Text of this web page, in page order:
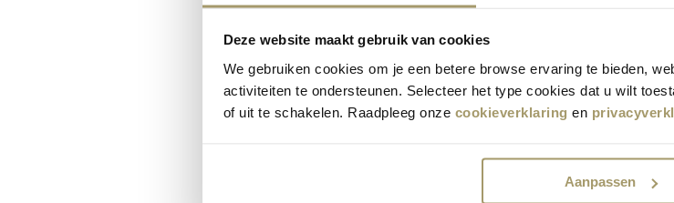
Deze website maakt gebruik van cookies
We gebruiken cookies om je een betere browse ervaring te bieden,
activiteiten te ondersteunen. Selecteer het type cookies dat u wilt
of uit te schakelen. Raadpleeg onze cookieverklaring en
Aanpassen
Idéal pour les amateurs de fromage, les fins
Notre astuce : composez vous-même votre
Vous préférez le personnaliser ? Choisissez vos
À propos de Henri Willig – plus de 50 ans de